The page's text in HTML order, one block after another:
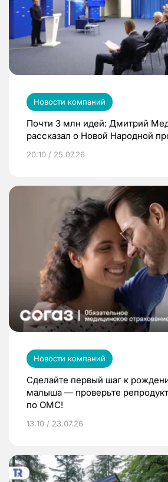
Новости компаний
Почти 3 млн идей: Дмитрий
рассказал о Новой Народной
20:10 / 25.07.26
Новости компаний
Сделайте первый шаг к
малыша — проверьте
по ОМС!
13:10 / 23.07.26